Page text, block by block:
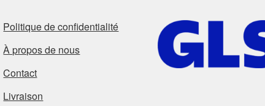
Politique de confidentialité
À propos de nous
Contact
Livraison